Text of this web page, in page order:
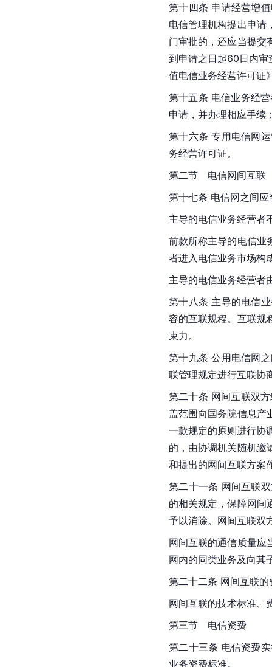
第十四条 申请经营增
电信管理机构提出申请
门审批的，还应当提交
到申请之日起60日内审
值电信业务经营许可证
第十五条 电信业务经
申请，并办理相应手续
第十六条 专用电信网
务经营许可证。
第二节　电信网间互联
第十七条 电信网之间
主导的电信业务经营者
前款所称主导的电信业
者进入电信业务市场构
主导的电信业务经营者
第十八条 主导的电信
容的互联规程。互联规
束力。
第十九条 公用电信网
联管理规定进行互联协
第二十条 网间互联双
盖范围向国务院信息产
一款规定的原则进行协
的，由协调机关随机邀
和提出的网间互联方案
第二十一条 网间互联
的相关规定，保障网间
予以消除。网间互联双
网间互联的通信质量应
网内的同类业务及向其
第二十二条 网间互联
网间互联的技术标准、
第三节　电信资费
第二十三条 电信资费
业务资费标准。